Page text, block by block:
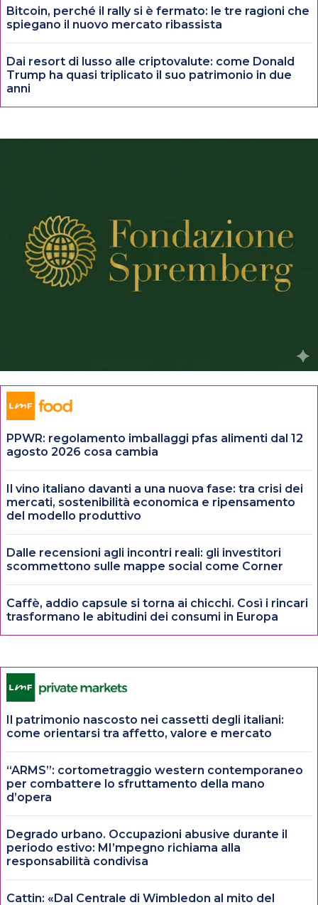
Bitcoin, perché il rally si è fermato: le tre ragioni che
spiegano il nuovo mercato ribassista
Dai resort di lusso alle criptovalute: come Donald
Trump ha quasi triplicato il suo patrimonio in due
anni
PPWR: regolamento imballaggi pfas alimenti dal 12
agosto 2026 cosa cambia
Il vino italiano davanti a una nuova fase: tra crisi dei
mercati, sostenibilità economica e ripensamento
del modello produttivo
Dalle recensioni agli incontri reali: gli investitori
scommettono sulle mappe social come Corner
Caffè, addio capsule si torna ai chicchi. Così i rincari
trasformano le abitudini dei consumi in Europa
Il patrimonio nascosto nei cassetti degli italiani:
come orientarsi tra affetto, valore e mercato
“ARMS”: cortometraggio western contemporaneo
per combattere lo sfruttamento della mano
d’opera
Degrado urbano. Occupazioni abusive durante il
periodo estivo: MI’mpegno richiama alla
responsabilità condivisa
Cattin: «Dal Centrale di Wimbledon al mito del